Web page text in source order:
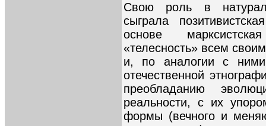
Свою роль в
сыграла
основе
«телесность» всем
и, по аналогии с
отечественной
преобладанию
реальности, с их
формы (вечного и